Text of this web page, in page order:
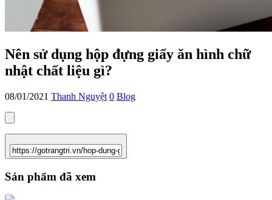
Nên sử dụng hộp đựng giấy ăn hình chữ
nhật chất liệu gì?
08/01/2021 Thanh Nguyệt 0 Blog
Sản phẩm đã xem